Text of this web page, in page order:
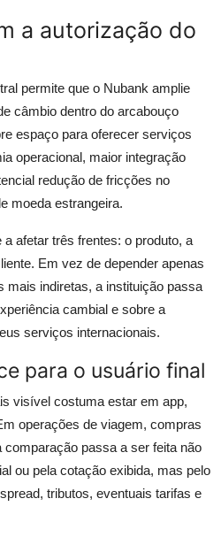
a autorização do
permite que o Nubank amplie
câmbio dentro do arcabouço
espaço para oferecer serviços
operacional, maior integração
redução de fricções no
moeda estrangeira.
afetar três frentes: o produto, a
Em vez de depender apenas
mais indiretas, a instituição passa
cambial e sobre a
serviços internacionais.
para o usuário final
visível costuma estar em app,
operações de viagem, compras
passa a ser feita não
ou pela cotação exibida, mas pelo
tributos, eventuais tarifas e